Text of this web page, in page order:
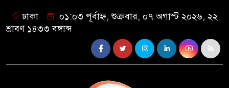
ঢাকা
০১:০৩ পূর্বাহ্ন, শুক্রবার, ০৭ অগাস্ট ২০২৬, ২২
শ্রাবণ ১৪৩৩ বঙ্গাব্দ